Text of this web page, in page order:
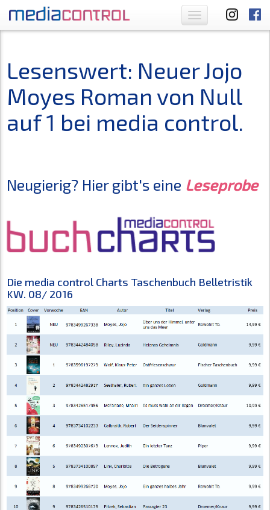
Toggle
navigation
Lesenswert: Neuer Jojo
Moyes Roman von Null
auf 1 bei media control.
Neugierig? Hier gibt's eine Leseprobe
Die media control Charts Taschenbuch Belletristik
KW. 08/ 2016